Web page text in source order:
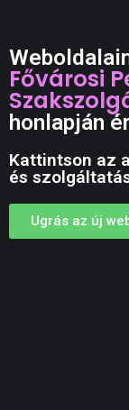
Fővárosi
honlapján
Kattintson az
és
Ugrás az új